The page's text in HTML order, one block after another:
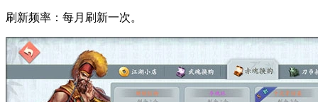
刷新频率：每月刷新一次。